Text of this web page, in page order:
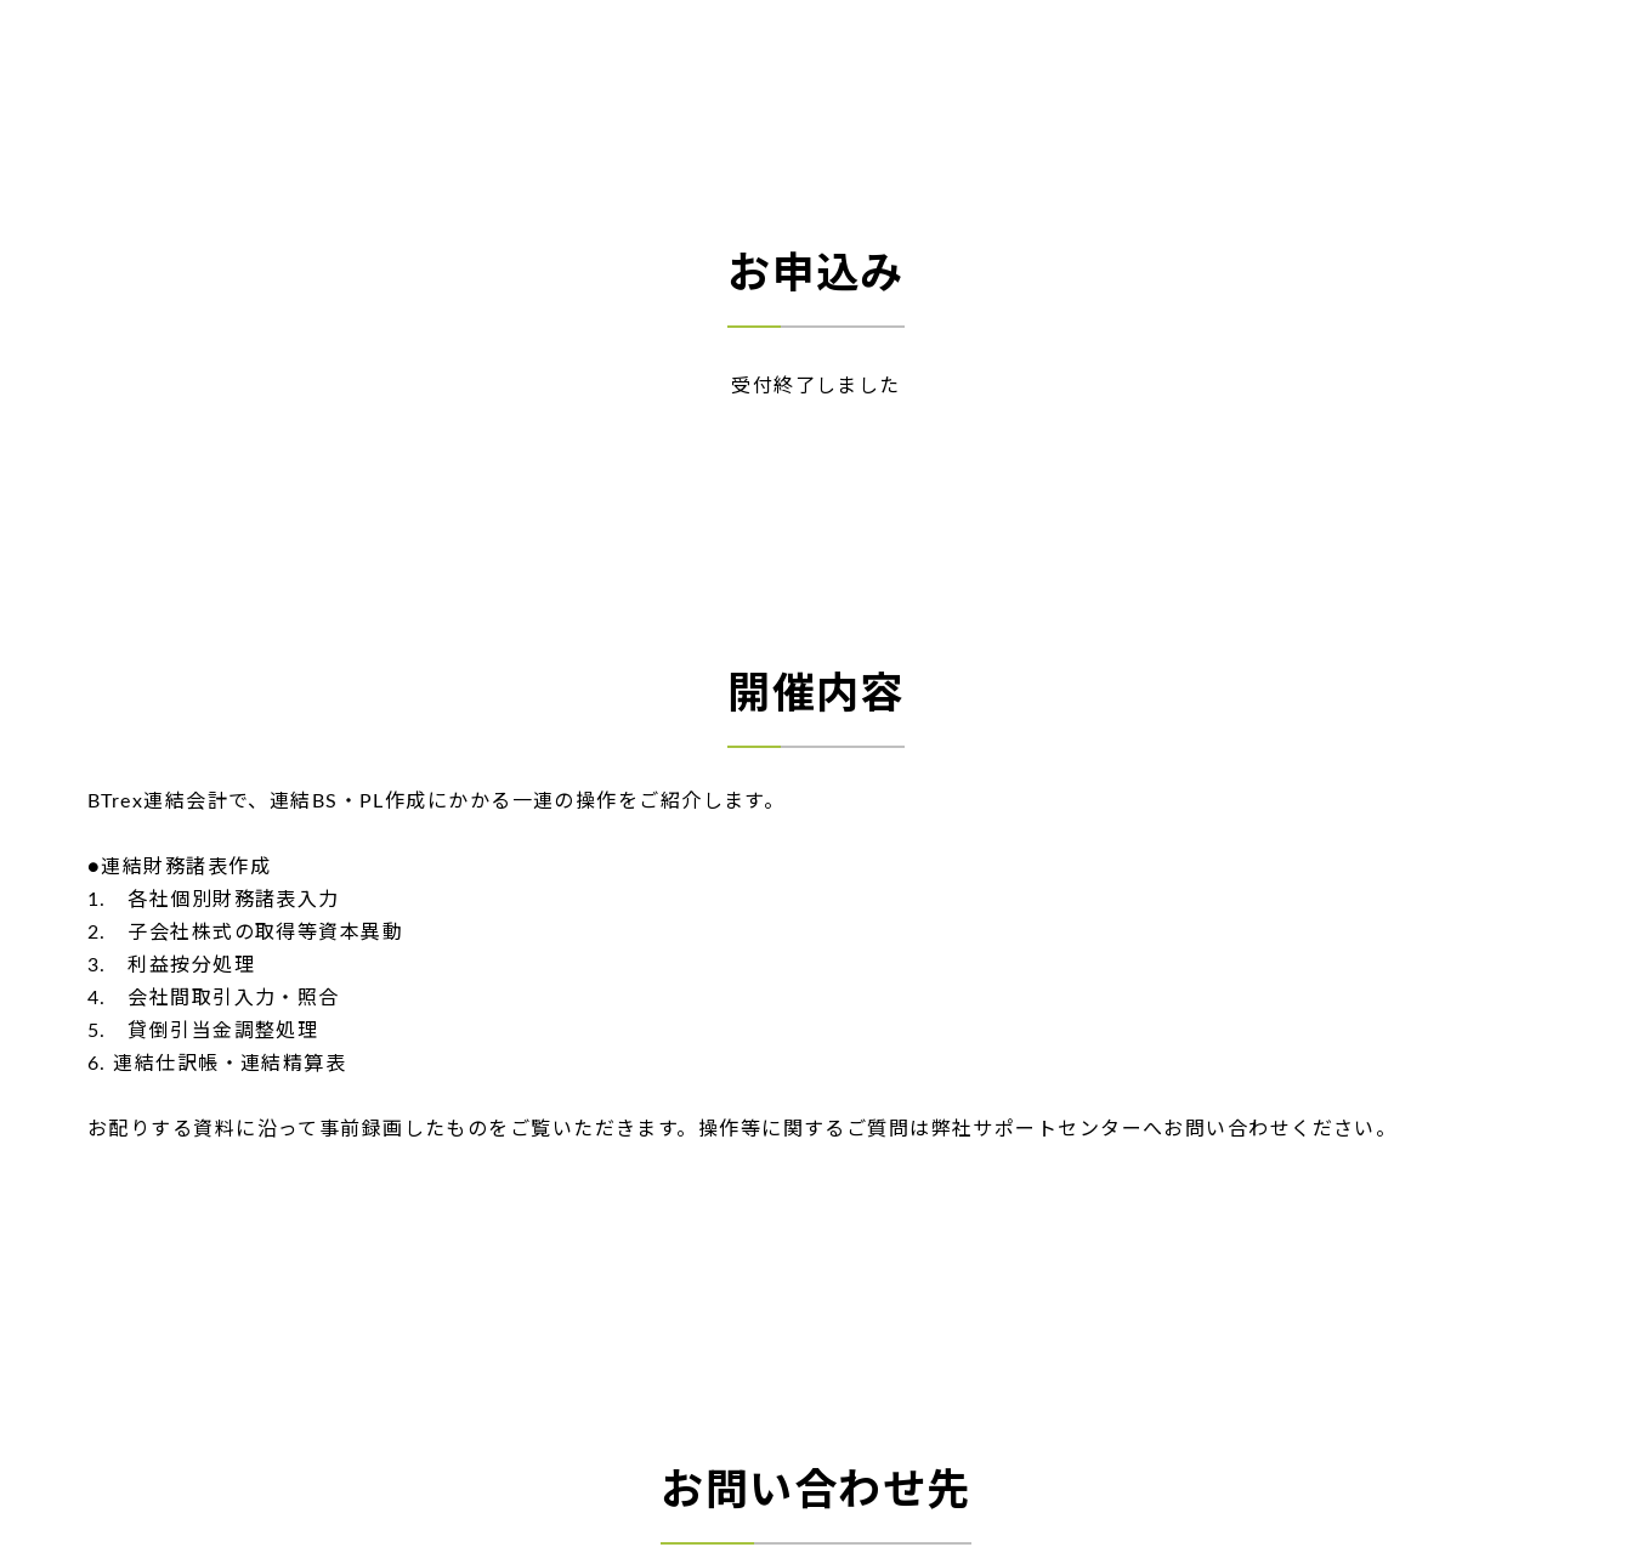
お申込み
受付終了しました
開催内容
BTrex連結会計で、連結BS・PL作成にかかる一連の操作をご紹介します。
●連結財務諸表作成
1. 各社個別財務諸表入力
2. 子会社株式の取得等資本異動
3. 利益按分処理
4. 会社間取引入力・照合
5. 貸倒引当金調整処理
6. 連結仕訳帳・連結精算表
お配りする資料に沿って事前録画したものをご覧いただきます。操作等に関するご質問は弊社サポートセンターへお問い合わせください。
お問い合わせ先